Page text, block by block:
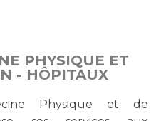
PHYSIQUE ET
- HÔPITAUX
Physique et de